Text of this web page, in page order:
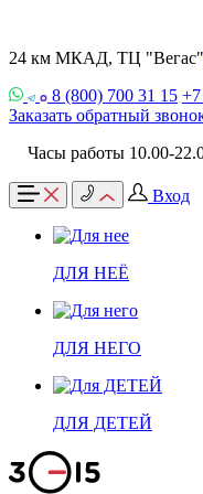
24 км МКАД, ТЦ "Вегас"
8 (800) 700 31 15
Заказать обратный
Часы работы 10.00-
Вход
ДЛЯ НЕЁ
ДЛЯ НЕГО
ДЛЯ ДЕТЕЙ